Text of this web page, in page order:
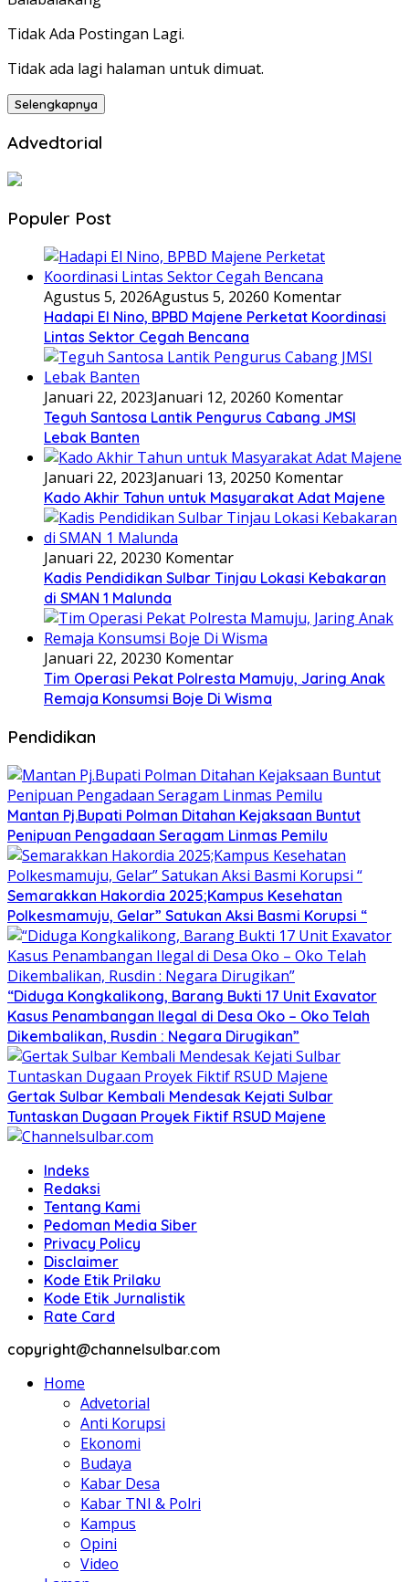
Tidak Ada Postingan Lagi.
Tidak ada lagi halaman untuk dimuat.
Selengkapnya
Advedtorial
Populer Post
Agustus 5, 2026Agustus 5, 20260 Komentar
Hadapi El Nino, BPBD Majene Perketat Koordinasi
Lintas Sektor Cegah Bencana
Januari 22, 2023Januari 12, 20260 Komentar
Teguh Santosa Lantik Pengurus Cabang JMSI
Lebak Banten
Januari 22, 2023Januari 13, 20250 Komentar
Kado Akhir Tahun untuk Masyarakat Adat Majene
Januari 22, 20230 Komentar
Kadis Pendidikan Sulbar Tinjau Lokasi Kebakaran
di SMAN 1 Malunda
Januari 22, 20230 Komentar
Tim Operasi Pekat Polresta Mamuju, Jaring Anak
Remaja Konsumsi Boje Di Wisma
Pendidikan
Mantan Pj.Bupati Polman Ditahan Kejaksaan Buntut
Penipuan Pengadaan Seragam Linmas Pemilu
Semarakkan Hakordia 2025;Kampus Kesehatan
Polkesmamuju, Gelar” Satukan Aksi Basmi Korupsi “
“Diduga Kongkalikong, Barang Bukti 17 Unit Exavator
Kasus Penambangan Ilegal di Desa Oko – Oko Telah
Dikembalikan, Rusdin : Negara Dirugikan”
Gertak Sulbar Kembali Mendesak Kejati Sulbar
Tuntaskan Dugaan Proyek Fiktif RSUD Majene
Indeks
Redaksi
Tentang Kami
Pedoman Media Siber
Privacy Policy
Disclaimer
Kode Etik Prilaku
Kode Etik Jurnalistik
Rate Card
copyright@channelsulbar.com
Home
Advetorial
Anti Korupsi
Ekonomi
Budaya
Kabar Desa
Kabar TNI & Polri
Kampus
Opini
Video